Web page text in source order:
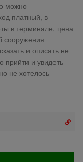
можно
платный, в
в терминале, цена
сооружения
и описать не
прийти и увидеть
не хотелось